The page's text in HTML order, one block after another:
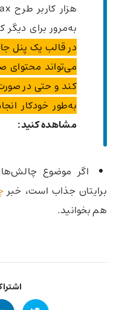
به‌مرور برای
در قالب یک پنل
می‌تواند محتوای
کند و حتی در صورت
به‌طور خودکار
مشاهده کنید:
اگر موضوع
برایتان جذاب است، خبر
هم بخوانید.